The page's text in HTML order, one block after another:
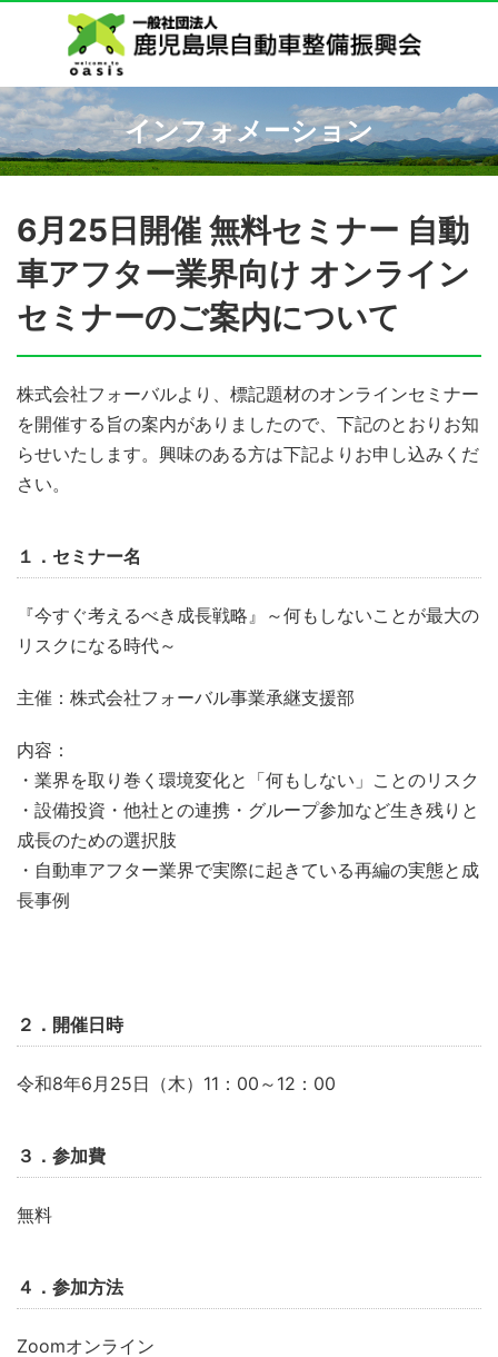
インフォメーション
6月25日開催 無料セミナー 自動
車アフター業界向け オンライン
セミナーのご案内について
株式会社フォーバルより、標記題材のオンラインセミナー
を開催する旨の案内がありましたので、下記のとおりお知
らせいたします。興味のある方は下記よりお申し込みくだ
さい。
１．セミナー名
『今すぐ考えるべき成長戦略』～何もしないことが最大の
リスクになる時代～
主催：株式会社フォーバル事業承継支援部
内容：
・業界を取り巻く環境変化と「何もしない」ことのリスク
・設備投資・他社との連携・グループ参加など生き残りと
成長のための選択肢
・自動車アフター業界で実際に起きている再編の実態と成
長事例
２．開催日時
令和8年6月25日（木）11：00～12：00
３．参加費
無料
４．参加方法
Zoomオンライン